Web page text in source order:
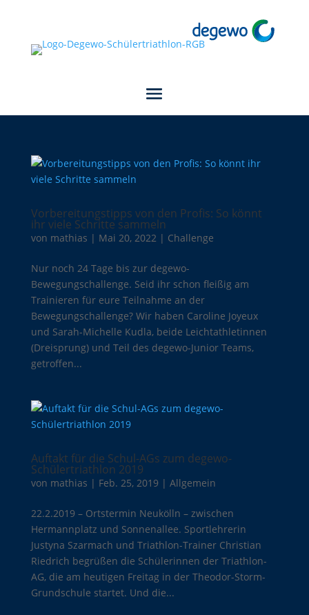
Vorbereitungstipps von den Profis: So könnt
ihr viele Schritte sammeln
von mathias | Mai 20, 2022 | Challenge
Nur noch 24 Tage bis zur degewo-
Bewegungschallenge. Seid ihr schon fleißig am
Trainieren für eure Teilnahme an der
Bewegungschallenge? Wir haben Caroline Joyeux
und Sarah-Michelle Kudla, beide Leichtathletinnen
(Dreisprung) und Teil des degewo-Junior Teams,
getroffen...
Auftakt für die Schul-AGs zum degewo-
Schülertriathlon 2019
von mathias | Feb. 25, 2019 | Allgemein
22.2.2019 – Ortstermin Neukölln – zwischen
Hermannplatz und Sonnenallee. Sportlehrerin
Justyna Szarmach und Triathlon-Trainer Christian
Riedrich begrüßen die Schülerinnen der Triathlon-
AG, die am heutigen Freitag in der Theodor-Storm-
Grundschule startet. Und die...